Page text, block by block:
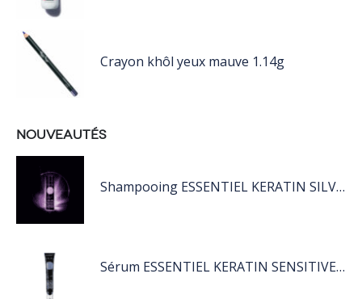
Crayon khôl yeux mauve 1.14g
NOUVEAUTÉS
Shampooing ESSENTIEL KERATIN SILVER 250ML
Sérum ESSENTIEL KERATIN SENSITIVE 40 ML